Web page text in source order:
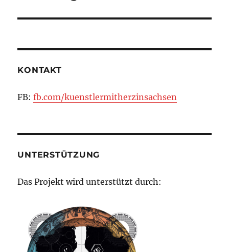
KONTAKT
FB:fb.com/kuenstlermitherzinsachsen
UNTERSTÜTZUNG
Das Projekt wird unterstützt durch: